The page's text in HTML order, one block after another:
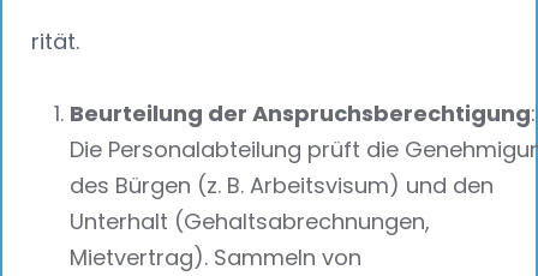
rität.
Beurteilung der Anspruchsberechtigung:
Die Personalabteilung prüft die
des Bürgen (z. B. Arbeitsvisum) und den
Unterhalt (Gehaltsabrechnungen,
Mietvertrag). Sammeln von